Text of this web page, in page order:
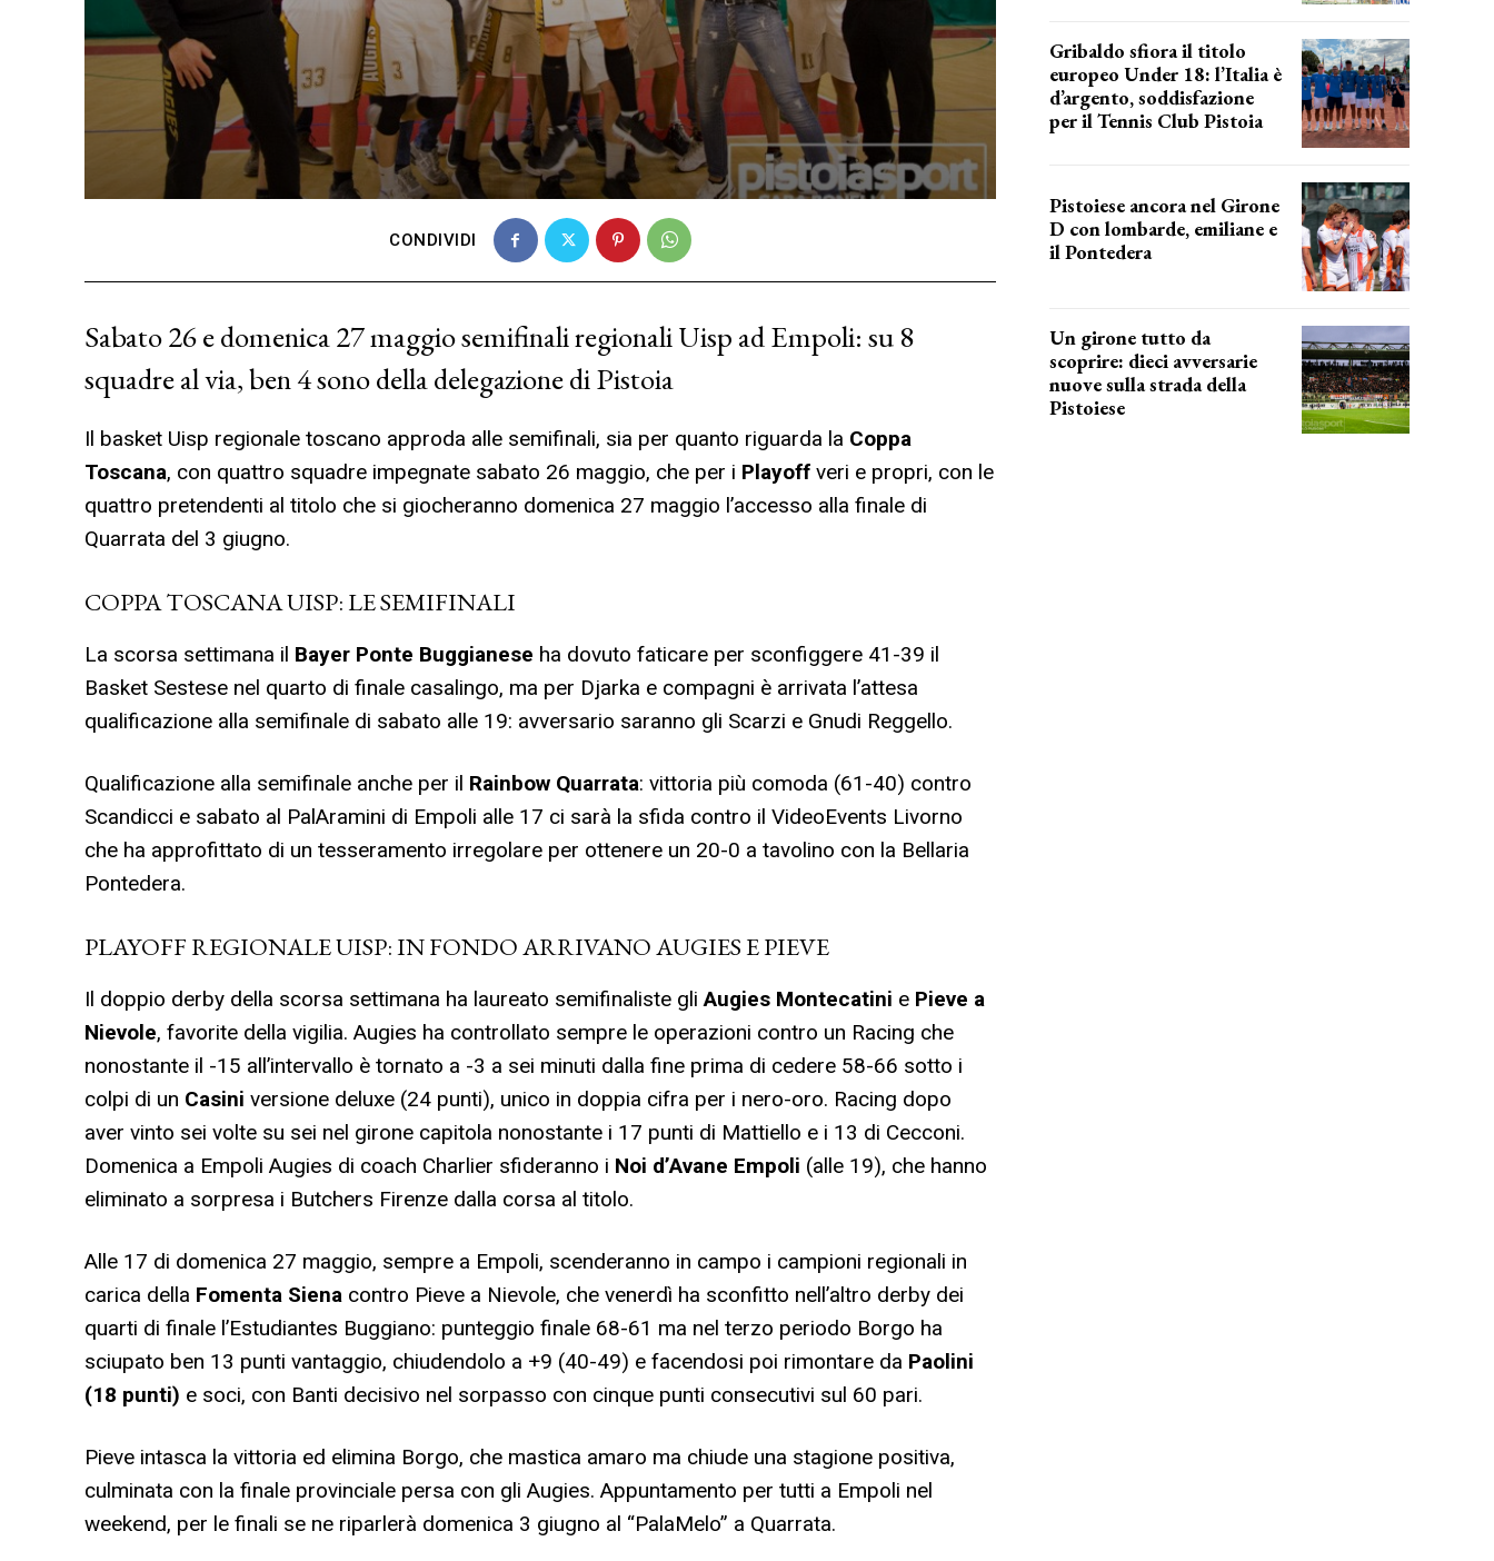
CONDIVIDI
Sabato 26 e domenica 27 maggio semifinali regionali Uisp ad Empoli: su 8
squadre al via, ben 4 sono della delegazione di Pistoia
Il basket Uisp regionale toscano approda alle semifinali, sia per quanto riguarda la Coppa
Toscana, con quattro squadre impegnate sabato 26 maggio, che per i Playoff veri e propri, con le
quattro pretendenti al titolo che si giocheranno domenica 27 maggio l’accesso alla finale di
Quarrata del 3 giugno.
COPPA TOSCANA UISP: LE SEMIFINALI
La scorsa settimana il Bayer Ponte Buggianese ha dovuto faticare per sconfiggere 41-39 il
Basket Sestese nel quarto di finale casalingo, ma per Djarka e compagni è arrivata l’attesa
qualificazione alla semifinale di sabato alle 19: avversario saranno gli Scarzi e Gnudi Reggello.
Qualificazione alla semifinale anche per il Rainbow Quarrata: vittoria più comoda (61-40) contro
Scandicci e sabato al PalAramini di Empoli alle 17 ci sarà la sfida contro il VideoEvents Livorno
che ha approfittato di un tesseramento irregolare per ottenere un 20-0 a tavolino con la Bellaria
Pontedera.
PLAYOFF REGIONALE UISP: IN FONDO ARRIVANO AUGIES E PIEVE
Il doppio derby della scorsa settimana ha laureato semifinaliste gliAugies Montecatini e Pieve a
Nievole, favorite della vigilia. Augies ha controllato sempre le operazioni contro un Racing che
nonostante il -15 all’intervallo è tornato a -3 a sei minuti dalla fine prima di cedere 58-66 sotto i
colpi di un Casini versione deluxe (24 punti), unico in doppia cifra per i nero-oro. Racing dopo
aver vinto sei volte su sei nel girone capitola nonostante i 17 punti di Mattiello e i 13 di Cecconi.
Domenica a Empoli Augies di coach Charlier sfideranno i Noi d’Avane Empoli (alle 19), che hanno
eliminato a sorpresa i Butchers Firenze dalla corsa al titolo.
Alle 17 di domenica 27 maggio, sempre a Empoli, scenderanno in campo i campioni regionali in
carica della Fomenta Siena contro Pieve a Nievole, che venerdì ha sconfitto nell’altro derby dei
quarti di finale l’Estudiantes Buggiano: punteggio finale 68-61 ma nel terzo periodo Borgo ha
sciupato ben 13 punti vantaggio, chiudendolo a +9 (40-49) e facendosi poi rimontare da Paolini
(18 punti) e soci, con Banti decisivo nel sorpasso con cinque punti consecutivi sul 60 pari.
Pieve intasca la vittoria ed elimina Borgo, che mastica amaro ma chiude una stagione positiva,
culminata con la finale provinciale persa con gli Augies. Appuntamento per tutti a Empoli nel
weekend, per le finali se ne riparlerà domenica 3 giugno al “PalaMelo” a Quarrata.
Gribaldo sfiora il titolo
europeo Under 18: l’Italia è
d’argento, soddisfazione
per il Tennis Club Pistoia
Pistoiese ancora nel Girone
D con lombarde, emiliane e
il Pontedera
Un girone tutto da
scoprire: dieci avversarie
nuove sulla strada della
Pistoiese